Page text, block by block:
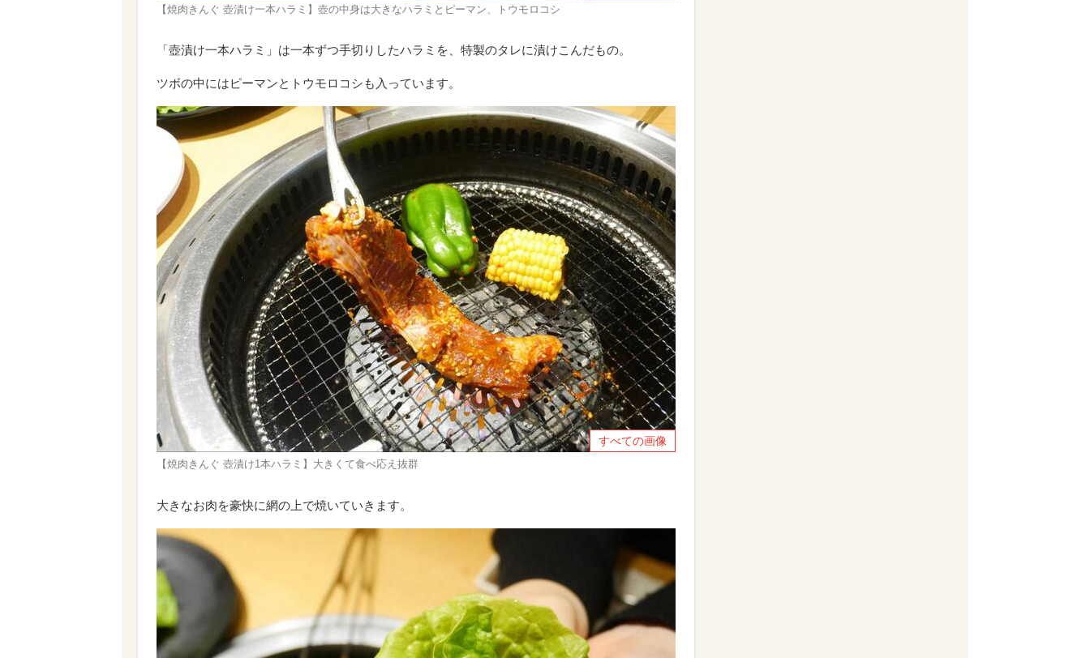
【焼肉きんぐ 壺漬け一本ハラミ】壺の中身は大きなハラミとピーマン、トウモロコシ
「壺漬け一本ハラミ」は一本ずつ手切りしたハラミを、特製のタレに漬けこんだもの。
ツボの中にはピーマンとトウモロコシも入っています。
すべての画像
【焼肉きんぐ 壺漬け1本ハラミ】大きくて食べ応え抜群
大きなお肉を豪快に網の上で焼いていきます。